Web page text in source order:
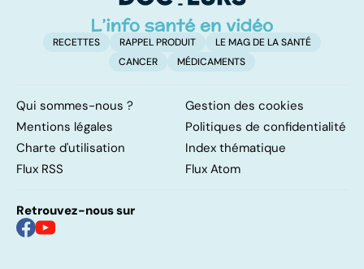
RECETTES RAPPEL PRODUIT
LE MAG DE LA SANTÉ
CANCER
MÉDICAMENTS
Qui sommes-nous ?
Gestion des cookies
Mentions légales
Politiques de confidentialité
Charte d'utilisation
Index thématique
Flux RSS
Flux Atom
Retrouvez-nous sur